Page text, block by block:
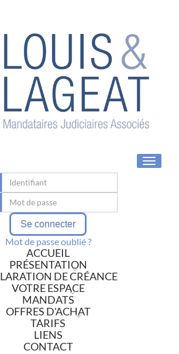
Toggle
Se connecter
Mot de passe oublié ?
ACCUEIL
PRÉSENTATION
DE CRÉANCE
VOTRE ESPACE
MANDATS
OFFRES D'ACHAT
TARIFS
LIENS
CONTACT